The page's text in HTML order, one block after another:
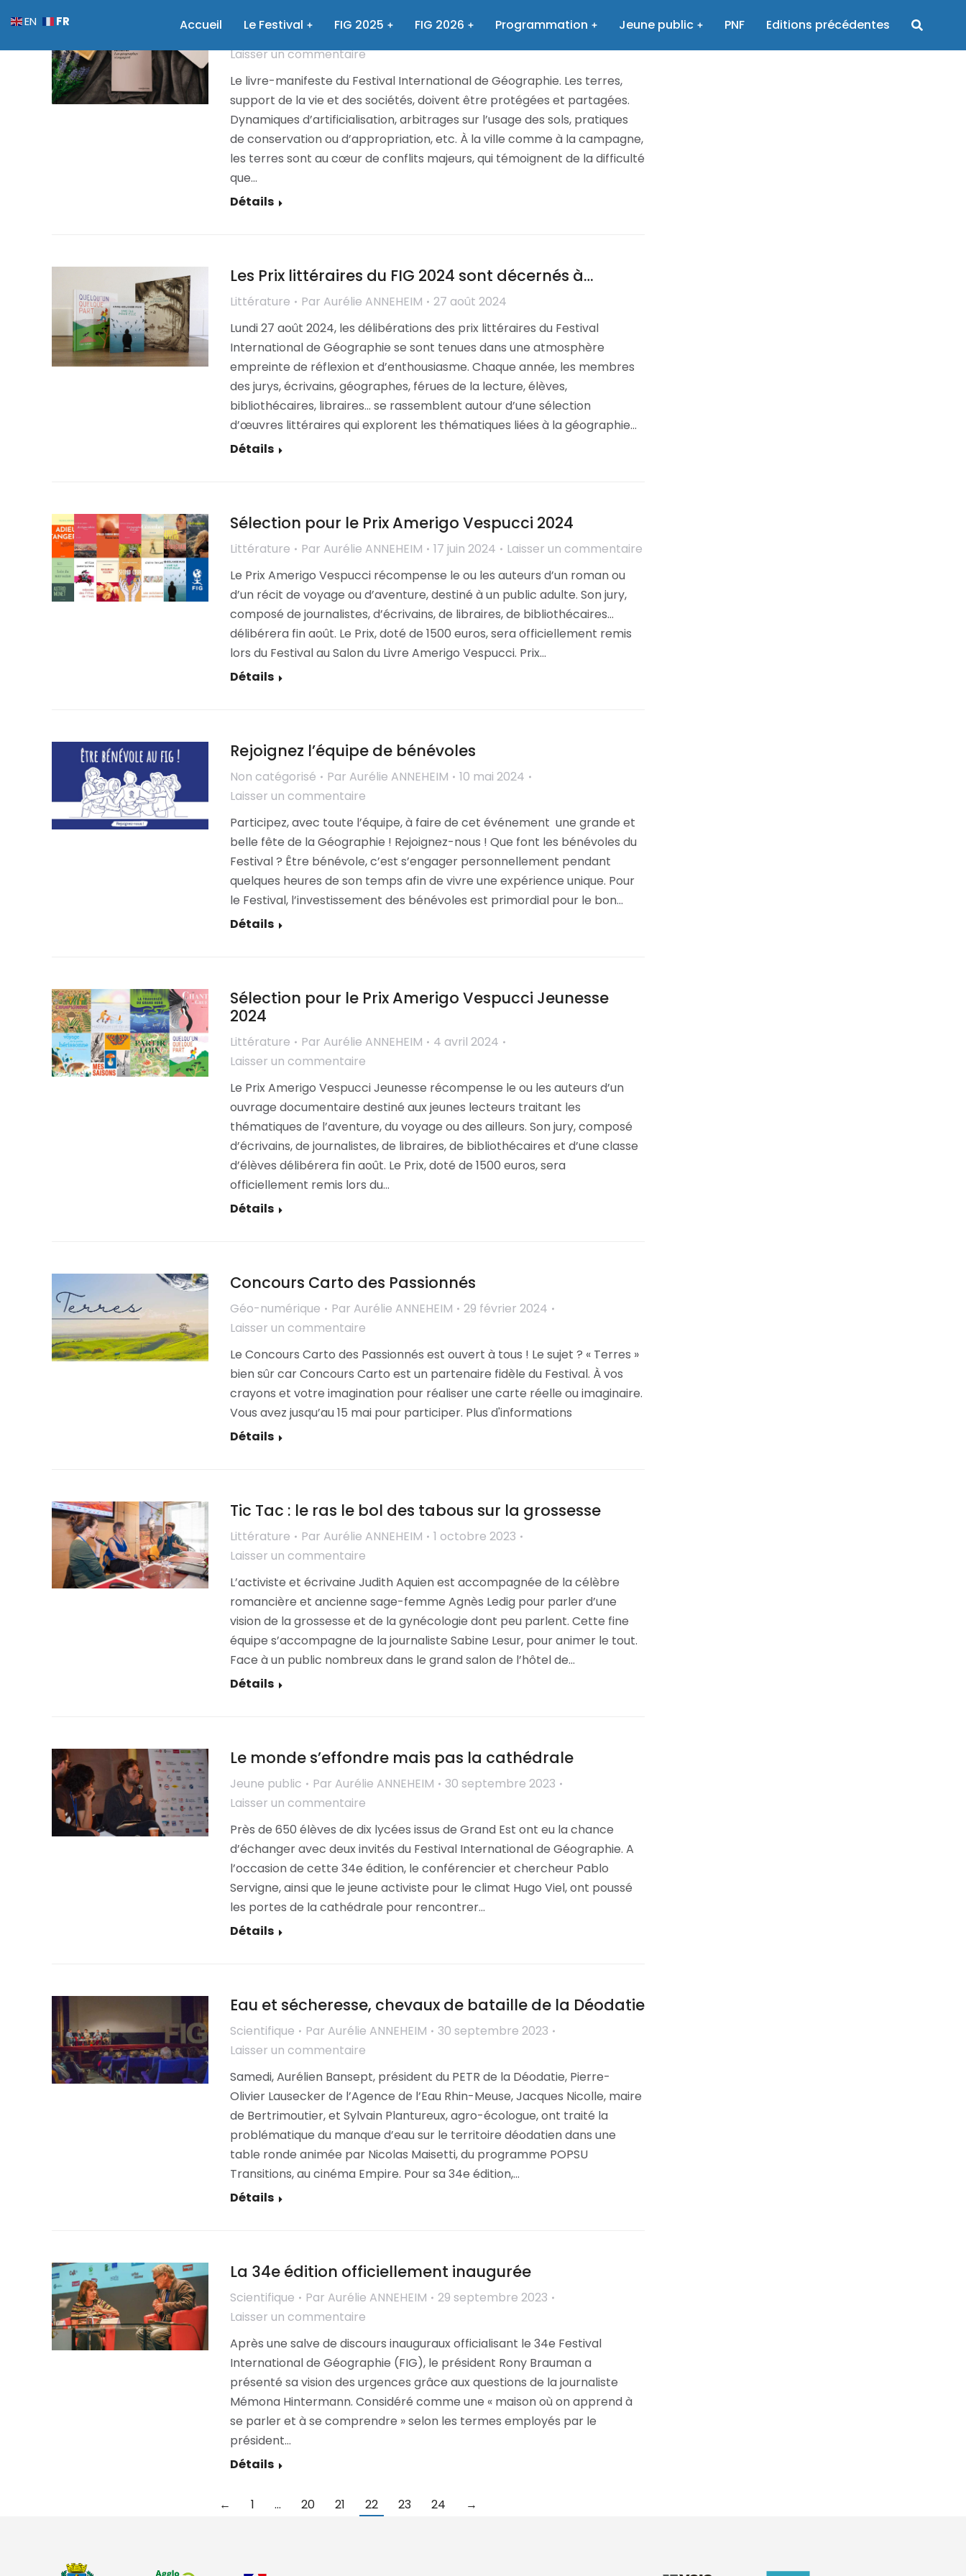
Accueil Le Festival FIG 2025 FIG 2026 Programmation Jeune public PNF Editions précédentes
6 septembre 2024
Laisser un commentaire
Le livre-manifeste du Festival International de Géographie. Les terres,
support de la vie et des sociétés, doivent être protégées et partagées.
Dynamiques d’artificialisation, arbitrages sur l’usage des sols, pratiques
de conservation ou d’appropriation, etc. À la ville comme à la campagne,
les terres sont au cœur de conflits majeurs, qui témoignent de la difficulté
que…
Détails
Les Prix littéraires du FIG 2024 sont décernés à…
Littérature Par Aurélie ANNEHEIM
27 août 2024
Lundi 27 août 2024, les délibérations des prix littéraires du Festival
International de Géographie se sont tenues dans une atmosphère
empreinte de réflexion et d’enthousiasme. Chaque année, les membres
des jurys, écrivains, géographes, férues de la lecture, élèves,
bibliothécaires, libraires… se rassemblent autour d’une sélection
d’œuvres littéraires qui explorent les thématiques liées à la géographie…
Détails
Sélection pour le Prix Amerigo Vespucci 2024
Littérature Par Aurélie ANNEHEIM 17 juin 2024
Laisser un commentaire
Le Prix Amerigo Vespucci récompense le ou les auteurs d’un roman ou
d’un récit de voyage ou d’aventure, destiné à un public adulte. Son jury,
composé de journalistes, d’écrivains, de libraires, de bibliothécaires…
délibérera fin août. Le Prix, doté de 1500 euros, sera officiellement remis
lors du Festival au Salon du Livre Amerigo Vespucci. Prix…
Détails
Rejoignez l’équipe de bénévoles
Non catégorisé Par Aurélie ANNEHEIM
10 mai 2024
Laisser un commentaire
Participez, avec toute l’équipe, à faire de cet événement une grande et
belle fête de la Géographie ! Rejoignez-nous ! Que font les bénévoles du
Festival ? Être bénévole, c’est s’engager personnellement pendant
quelques heures de son temps afin de vivre une expérience unique. Pour
le Festival, l’investissement des bénévoles est primordial pour le bon…
Détails
Sélection pour le Prix Amerigo Vespucci Jeunesse
2024
Littérature Par Aurélie ANNEHEIM
4 avril 2024
Laisser un commentaire
Le Prix Amerigo Vespucci Jeunesse récompense le ou les auteurs d’un
ouvrage documentaire destiné aux jeunes lecteurs traitant les
thématiques de l’aventure, du voyage ou des ailleurs. Son jury, composé
d’écrivains, de journalistes, de libraires, de bibliothécaires et d’une classe
d’élèves délibérera fin août. Le Prix, doté de 1500 euros, sera
officiellement remis lors du…
Détails
Concours Carto des Passionnés
Géo-numérique Par Aurélie ANNEHEIM
29 février 2024
Laisser un commentaire
Le Concours Carto des Passionnés est ouvert à tous ! Le sujet ? « Terres »
bien sûr car Concours Carto est un partenaire fidèle du Festival. À vos
crayons et votre imagination pour réaliser une carte réelle ou imaginaire.
Vous avez jusqu’au 15 mai pour participer. Plus d'informations
Détails
Tic Tac : le ras le bol des tabous sur la grossesse
Littérature Par Aurélie ANNEHEIM
1 octobre 2023
Laisser un commentaire
L’activiste et écrivaine Judith Aquien est accompagnée de la célèbre
romancière et ancienne sage-femme Agnès Ledig pour parler d’une
vision de la grossesse et de la gynécologie dont peu parlent. Cette fine
équipe s’accompagne de la journaliste Sabine Lesur, pour animer le tout.
Face à un public nombreux dans le grand salon de l’hôtel de…
Détails
Le monde s’effondre mais pas la cathédrale
Jeune public Par Aurélie ANNEHEIM
30 septembre 2023
Laisser un commentaire
Près de 650 élèves de dix lycées issus de Grand Est ont eu la chance
d’échanger avec deux invités du Festival International de Géographie. A
l’occasion de cette 34e édition, le conférencier et chercheur Pablo
Servigne, ainsi que le jeune activiste pour le climat Hugo Viel, ont poussé
les portes de la cathédrale pour rencontrer…
Détails
Eau et sécheresse, chevaux de bataille de la Déodatie
Scientifique Par Aurélie ANNEHEIM
30 septembre 2023
Laisser un commentaire
Samedi, Aurélien Bansept, président du PETR de la Déodatie, Pierre-
Olivier Lausecker de l’Agence de l’Eau Rhin-Meuse, Jacques Nicolle, maire
de Bertrimoutier, et Sylvain Plantureux, agro-écologue, ont traité la
problématique du manque d’eau sur le territoire déodatien dans une
table ronde animée par Nicolas Maisetti, du programme POPSU
Transitions, au cinéma Empire. Pour sa 34e édition,…
Détails
La 34e édition officiellement inaugurée
Scientifique Par Aurélie ANNEHEIM
29 septembre 2023
Laisser un commentaire
Après une salve de discours inauguraux officialisant le 34e Festival
International de Géographie (FIG), le président Rony Brauman a
présenté sa vision des urgences grâce aux questions de la journaliste
Mémona Hintermann. Considéré comme une « maison où on apprend à
se parler et à se comprendre » selon les termes employés par le
président…
Détails
← 1 … 20 21 22 23 24 →
EN FR